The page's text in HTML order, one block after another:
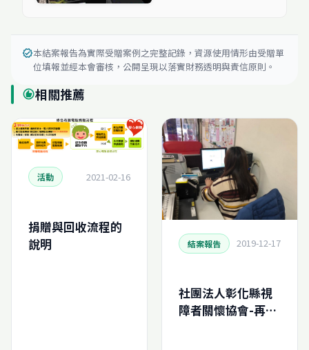
verified本結案報告為實際受贈案例之完整記錄，資源使用情形由受贈單
位填報並經本會審核，公開呈現以落實財務透明與責信原則。
recommend相關推薦
活動 2021-02-16
捐贈與回收流程的
說明
結案報告 2019-12-17
社團法人彰化縣視
障者關懷協會-再生